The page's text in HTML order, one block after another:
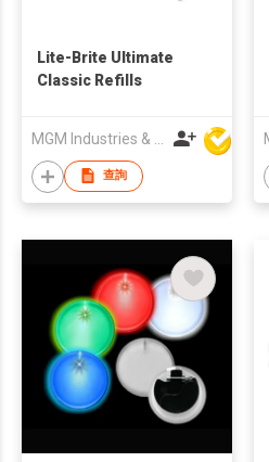
Lite-Brite Ultimate
Classic Refills
查詢